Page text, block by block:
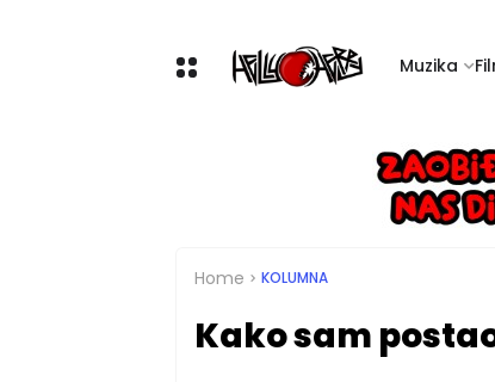
Muzika
Home KOLUMNA
Kako sam